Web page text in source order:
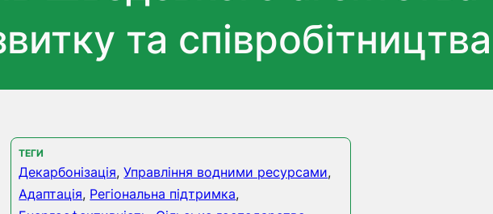
та
ТЕГИ
Декарбонізація,Управління водними ресурсами,
Адаптація, Регіональна підтримка,